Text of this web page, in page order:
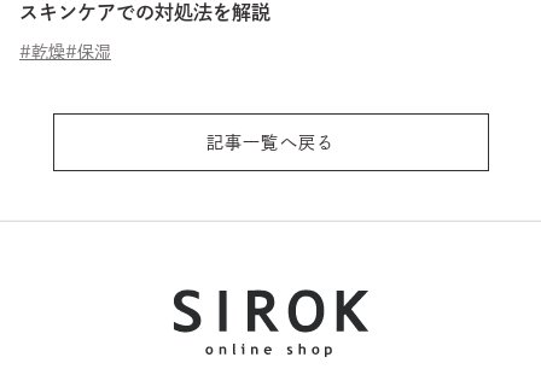
スキンケアでの対処法を解説
#乾燥#保湿
記事一覧へ戻る